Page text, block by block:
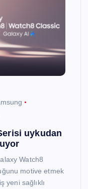
uykudan
Watch8
motive etmek
yeni sağlıklı